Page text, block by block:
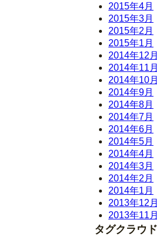
2015年4月
2015年3月
2015年2月
2015年1月
2014年12月
2014年11月
2014年10月
2014年9月
2014年8月
2014年7月
2014年6月
2014年5月
2014年4月
2014年3月
2014年2月
2014年1月
2013年12月
2013年11月
タグクラウド